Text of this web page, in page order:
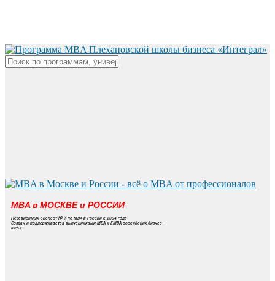
content
MBA в МОСКВЕ и РОССИИ
Независимый эксперт № 1 по MBA в России с 2004 года
Создан и поддерживается выпускниками MBA и EMBA российских бизнес-
школ